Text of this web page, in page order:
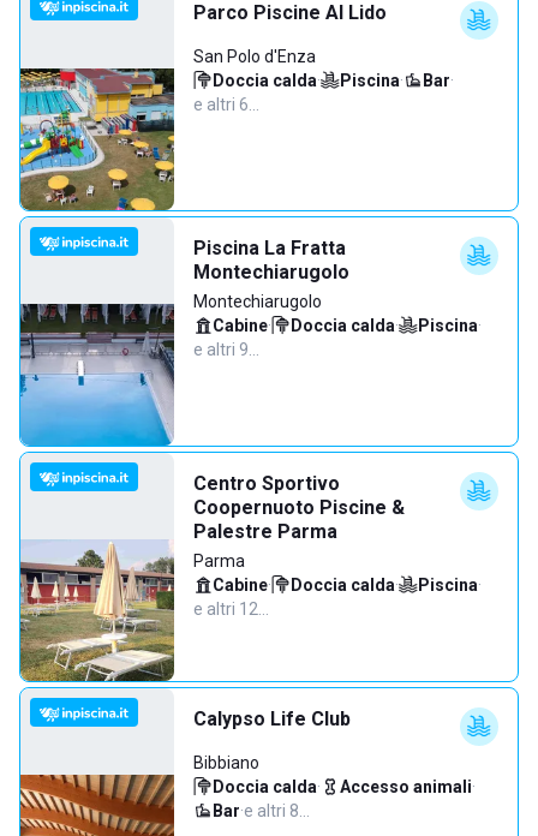
Parco Piscine Al Lido
San Polo d'Enza
Doccia calda· Piscina· Bar·
e altri 6…
Piscina La Fratta
Montechiarugolo
Montechiarugolo
Cabine· Doccia calda· Piscina·
e altri 9…
Centro Sportivo
Coopernuoto Piscine &
Palestre Parma
Parma
Cabine· Doccia calda· Piscina·
e altri 12…
Calypso Life Club
Bibbiano
Doccia calda· Accesso animali·
Bar·e altri 8…